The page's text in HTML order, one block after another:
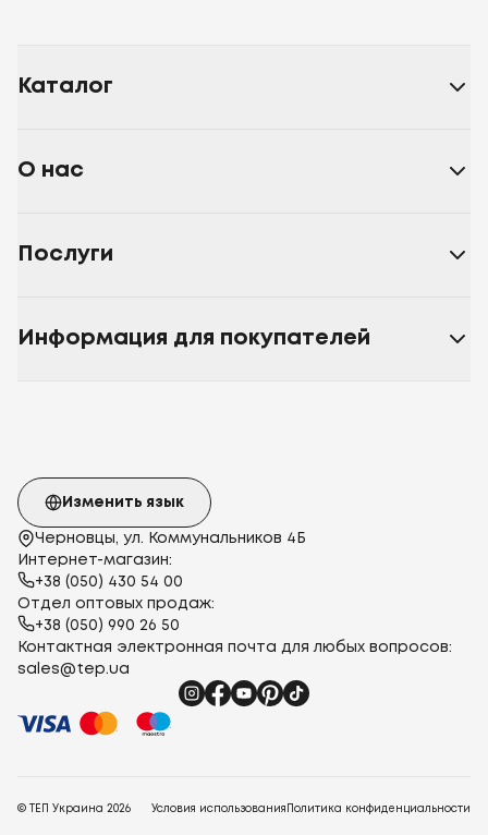
Каталог
О нас
Послуги
Информация для покупателей
Черновцы, ул. Коммунальников 4Б
Интернет-магазин:
+38 (050) 430 54 00
Отдел оптовых продаж:
+38 (050) 990 26 50
Контактная электронная почта для любых вопросов:
sales@tep.ua
Изменить язык
© ТЕП Украина 2026 Условия использования Политика конфиденциальности